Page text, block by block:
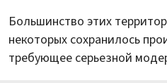
Большинство этих
некоторых сохранилось
требующее серьезной